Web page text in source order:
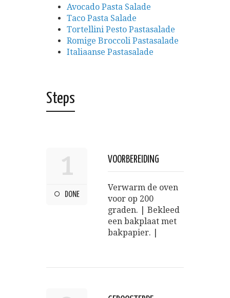
Avocado Pasta Salade
Taco Pasta Salade
Tortellini Pesto Pastasalade
Romige Broccoli Pastasalade
Italiaanse Pastasalade
Steps
1
DONE
VOORBEREIDING
Verwarm de oven
voor op 200
graden. | Bekleed
een bakplaat met
bakpapier. |